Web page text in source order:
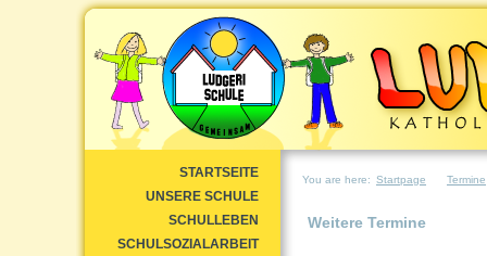
STARTSEITE
UNSERE SCHULE
SCHULLEBEN
SCHULSOZIALARBEIT
You are here: Startpage Termine
Weitere Termine